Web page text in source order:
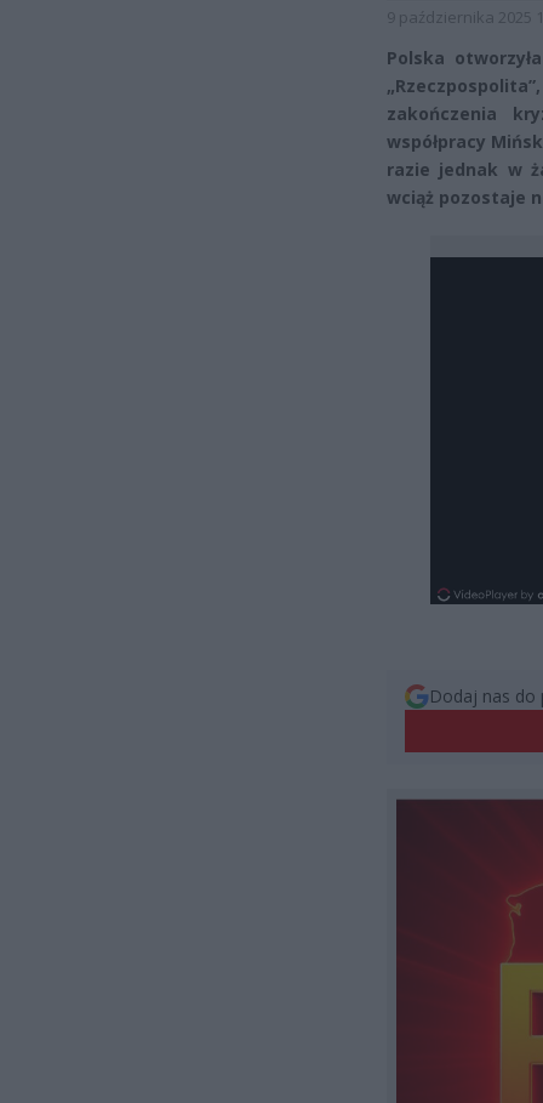
9 października 2025
Polska
zakończenia
współpracy
razie jednak w
wciąż pozostaje
Dodaj nas do